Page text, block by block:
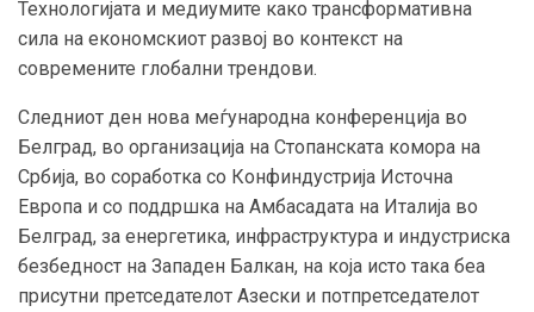
Технологијата и медиумите како трансформативна
сила на економскиот развој во контекст на
современите глобални трендови.
Следниот ден нова меѓународна конференција во
Белград, во организација на Стопанската комора на
Србија, во соработка со Конфиндустрија Источна
Европа и со поддршка на Амбасадата на Италија во
Белград, за енергетика, инфраструктура и индустриска
безбедност на Западен Балкан, на која исто така беа
присутни претседателот Азески и потпретседателот